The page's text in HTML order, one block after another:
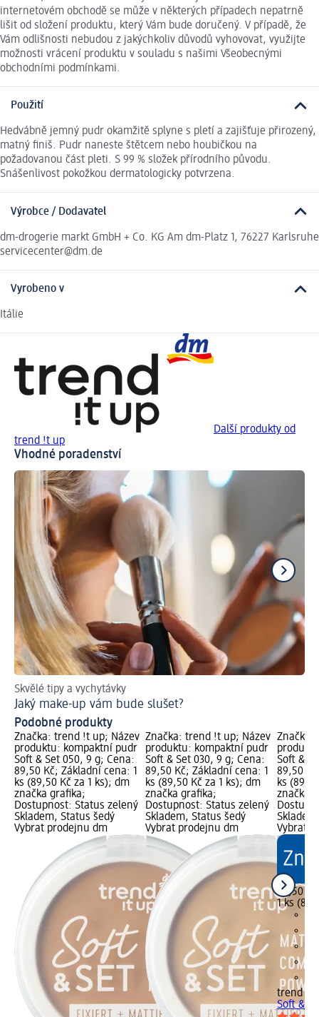
internetovém obchodě se může v některých případech nepatrně
lišit od složení produktu, který Vám bude doručený. V případě, že
Vám odlišnosti nebudou z jakýchkoliv důvodů vyhovovat, využijte
možnosti vrácení produktu v souladu s našimi Všeobecnými
obchodními podmínkami.
Použití
Hedvábně jemný pudr okamžitě splyne s pletí a zajišťuje přirozený,
matný finiš. Pudr naneste štětcem nebo houbičkou na
požadovanou část pleti. S 99 % složek přírodního původu.
Snášenlivost pokožkou dermatologicky potvrzena.
Výrobce / Dodavatel
dm-drogerie markt GmbH + Co. KG Am dm-Platz 1, 76227 Karlsruhe
servicecenter@dm.de
Vyrobeno v
Itálie
Další produkty od
trend !t up
Vhodné poradenství
Skvělé tipy a vychytávky
Jaký make-up vám bude slušet?
Podobné produkty
Značka: trend !t up; Název
produktu: kompaktní pudr
Soft & Set 050, 9 g; Cena:
89,50 Kč; Základní cena: 1
ks (89,50 Kč za 1 ks); dm
značka grafika;
Dostupnost: Status zelený
Skladem, Status šedý
Vybrat prodejnu dm
Značka: trend !t up; Název
produktu: kompaktní pudr
Soft & Set 030, 9 g; Cena:
89,50 Kč; Základní cena: 1
ks (89,50 Kč za 1 ks); dm
značka grafika;
Dostupnost: Status zelený
Skladem, Status šedý
Vybrat prodejnu dm
Značka:
Soft &
89,50
ks
značka
Vybrat
89,50 Kč
1 ks
trend !t
Soft &